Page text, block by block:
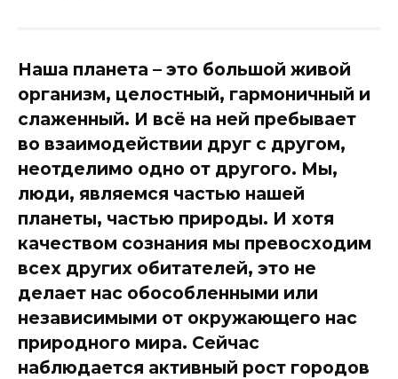
Наша планета – это большой живой
организм, целостный, гармоничный и
слаженный. И всё на ней пребывает
во взаимодействии друг с другом,
неотделимо одно от другого. Мы,
люди, являемся частью нашей
планеты, частью природы. И хотя
качеством сознания мы превосходим
всех других обитателей, это не
делает нас обособленными или
независимыми от окружающего нас
природного мира. Сейчас
наблюдается активный рост городов